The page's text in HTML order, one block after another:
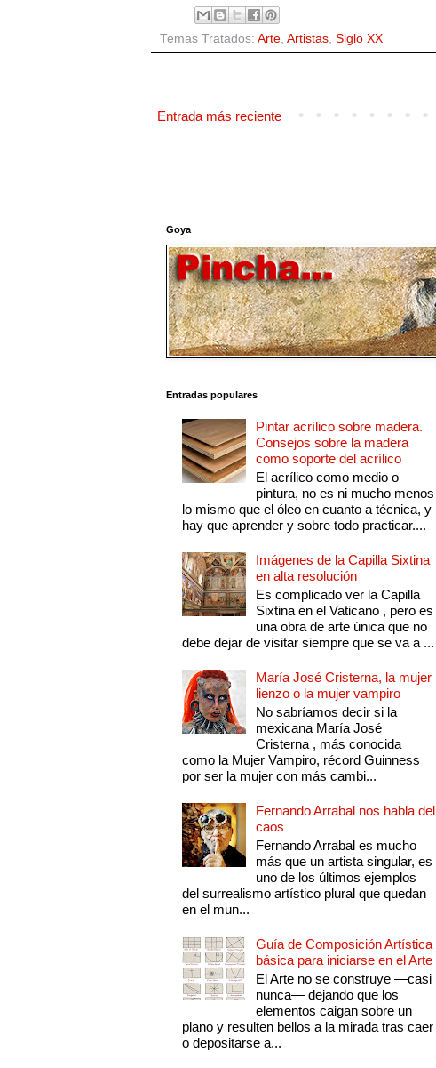
Temas Tratados: Arte, Artistas, Siglo XX
Entrada más reciente
Goya
Entradas populares
Pintar acrílico sobre madera.
Consejos sobre la madera
como soporte del acrílico
El acrílico como medio o
pintura, no es ni mucho menos
lo mismo que el óleo en cuanto a técnica, y
hay que aprender y sobre todo practicar....
Imágenes de la Capilla Sixtina
en alta resolución
Es complicado ver la Capilla
Sixtina en el Vaticano , pero es
una obra de arte única que no
debe dejar de visitar siempre que se va a ...
María José Cristerna, la mujer
lienzo o la mujer vampiro
No sabríamos decir si la
mexicana María José
Cristerna , más conocida
como la Mujer Vampiro, récord Guinness
por ser la mujer con más cambi...
Fernando Arrabal nos habla del
caos
Fernando Arrabal es mucho
más que un artista singular, es
uno de los últimos ejemplos
del surrealismo artístico plural que quedan
en el mun...
Guía de Composición Artística
básica para iniciarse en el Arte
El Arte no se construye —casi
nunca— dejando que los
elementos caigan sobre un
plano y resulten bellos a la mirada tras caer
o depositarse a...